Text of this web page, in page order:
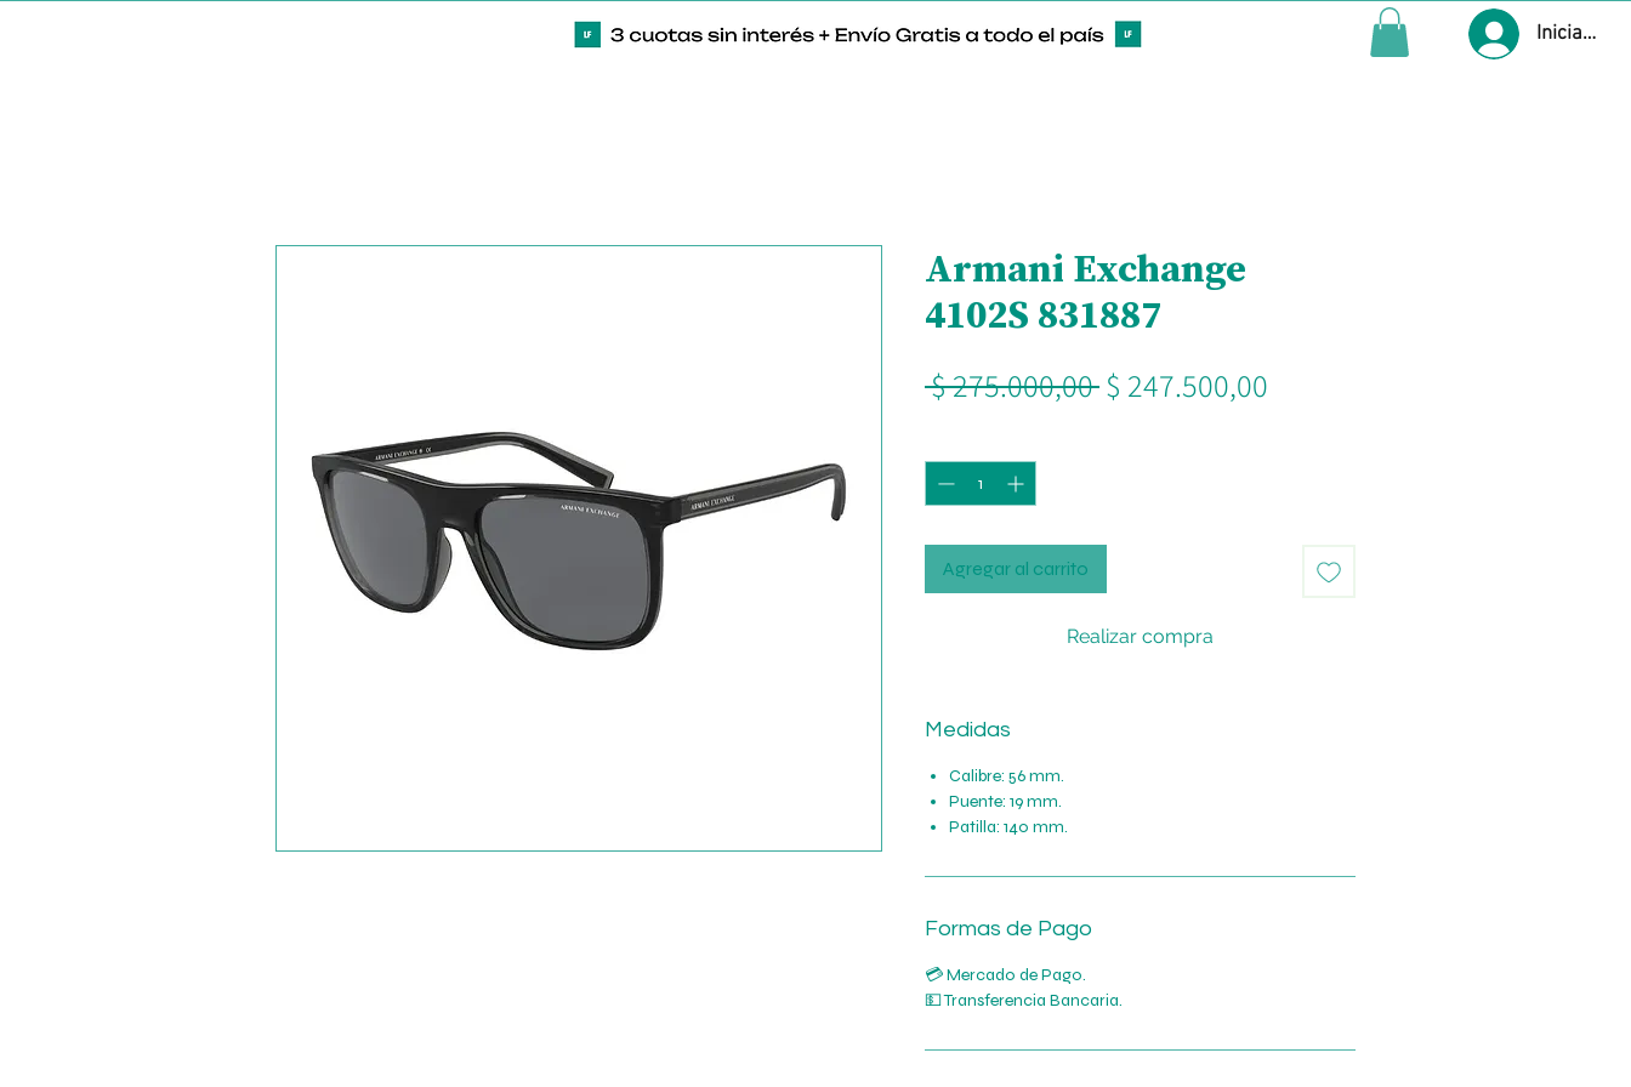
Iniciar
Armani Exchange
4102S 831887
$ 275.000,00 Precio
$ 247.500,00
Agregar al carrito
Realizar compra
Medidas
Calibre: 56 mm.
Puente: 19 mm.
Patilla: 140 mm.
Formas de Pago
💳 Mercado de Pago.
💵 Transferencia Bancaria.